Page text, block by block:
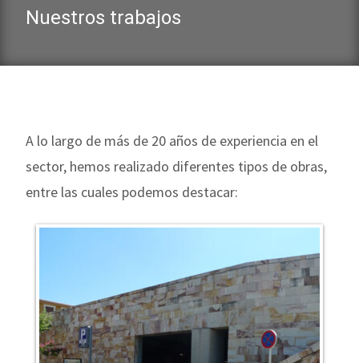
Nuestros trabajos
A lo largo de más de 20 años de experiencia en el
sector, hemos realizado diferentes tipos de obras,
entre las cuales podemos destacar: